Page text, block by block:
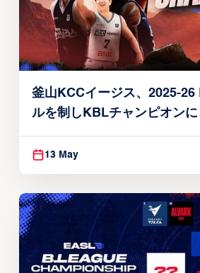
釜山KCCイージス、2025-26
ルを制しKBLチャンピオンに
13 May